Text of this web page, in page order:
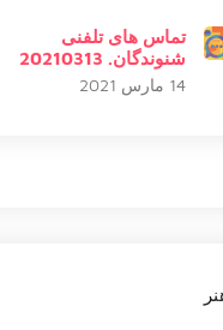
تماس های تلفنی
شنوندگان. 20210313
14 مارس 2021